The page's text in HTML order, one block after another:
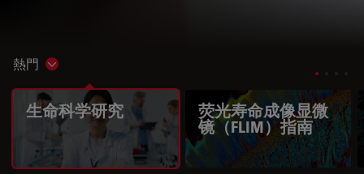
熱門 Show subnavigation
生命科学研究
荧光寿命成像显微
镜（FLIM）指南